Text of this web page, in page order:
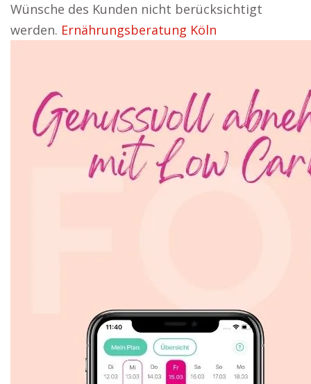
Wünsche des Kunden nicht berücksichtigt
werden. Ernährungsberatung Köln